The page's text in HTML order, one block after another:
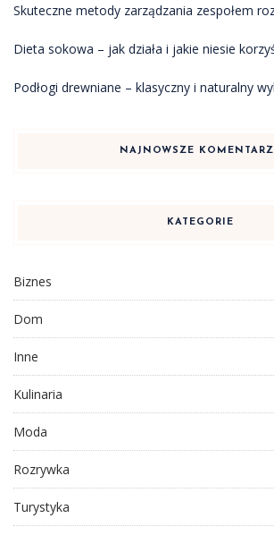
Skuteczne metody zarządzania zespołem
Dieta sokowa – jak działa i jakie niesie
Podłogi drewniane – klasyczny i naturalny
NAJNOWSZE
KATEGORIE
Biznes
Dom
Inne
Kulinaria
Moda
Rozrywka
Turystyka